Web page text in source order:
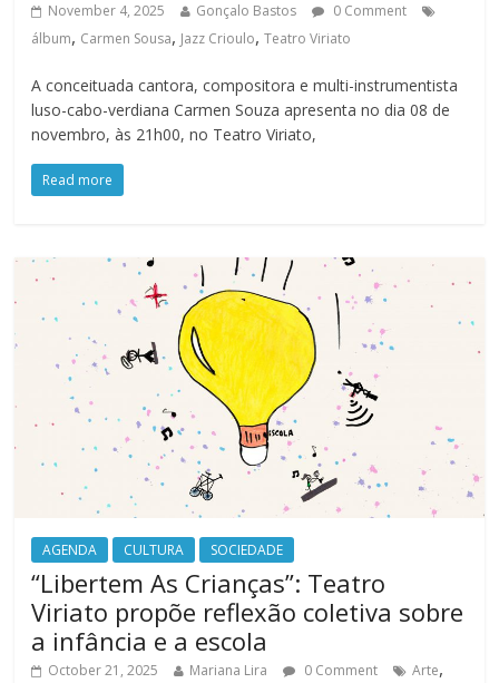
November 4, 2025 Gonçalo Bastos
0 Comment
álbum, Carmen Sousa, Jazz Crioulo,Teatro Viriato
A conceituada cantora, compositora e multi-instrumentista
luso-cabo-verdiana Carmen Souza apresenta no dia 08 de
novembro, às 21h00, no Teatro Viriato,
Read more
AGENDA CULTURA SOCIEDADE
“Libertem As Crianças”: Teatro
Viriato propõe reflexão coletiva sobre
a infância e a escola
October 21, 2025 Mariana Lira 0 Comment Arte,